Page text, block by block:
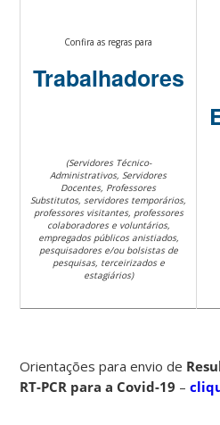
Confira as regras para
Trabalhadores
(Servidores Técnico-
Administrativos, Servidores
Docentes, Professores
Substitutos, servidores temporários,
professores visitantes, professores
colaboradores e voluntários,
empregados públicos anistiados,
pesquisadores e/ou bolsistas de
pesquisas, terceirizados e
estagiários)
Orientações para envio de
RT-PCR para a Covid-19 –